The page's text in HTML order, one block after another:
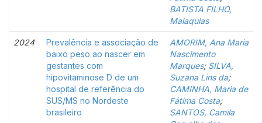
BATISTA FILHO,
Malaquias
2024
Prevalência e associação de
baixo peso ao nascer em
gestantes com
hipovitaminose D de um
hospital de referência do
SUS/MS no Nordeste
brasileiro
AMORIM, Ana Maria
Nascimento
Marques; SILVA,
Suzana Lins da;
CAMINHA, Maria de
Fátima Costa;
SANTOS, Camila